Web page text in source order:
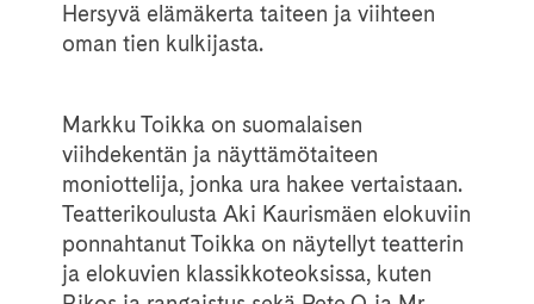
Hersyvä elämäkerta taiteen ja viihteen
oman tien kulkijasta.
Markku Toikka on suomalaisen
viihdekentän ja näyttämötaiteen
moniottelija, jonka ura hakee vertaistaan.
Teatterikoulusta Aki Kaurismäen elokuviin
ponnahtanut Toikka on näytellyt teatterin
ja elokuvien klassikkoteoksissa, kuten